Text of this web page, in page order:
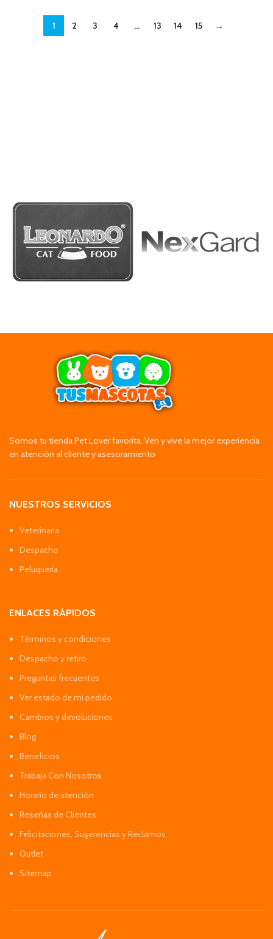
1 2 3 4 … 13 14 15 →
Somos tu tienda Pet Lover favorita. Ven y vive la mejor experiencia
en atención al cliente y asesoramiento
NUESTROS SERVICIOS
Veterinaria
Despacho
Peluquería
ENLACES RÁPIDOS
Términos y condiciones
Despacho y retiro
Preguntas frecuentes
Ver estado de mi pedido
Cambios y devoluciones
Blog
Beneficios
Trabaja Con Nosotros
Horario de atención
Reseñas de Clientes
Felicitaciones, Sugerencias y Reclamos
Outlet
Sitemap